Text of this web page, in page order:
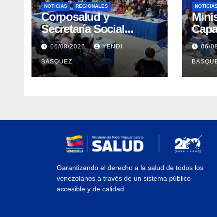
NOTICIAS REGIONALES
Corposalud y
Secretaría Social
fortalecen la atención
en 23 municipios
06/08/2026 YENDI
BASQUEZ
06/
Garantizando el derecho a la salud de todos los
venezolanos a través de un sistema público
accesible y de calidad.